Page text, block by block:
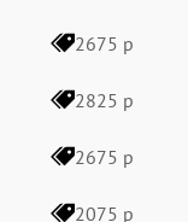
2675 р
2825 р
2675 р
2075 р